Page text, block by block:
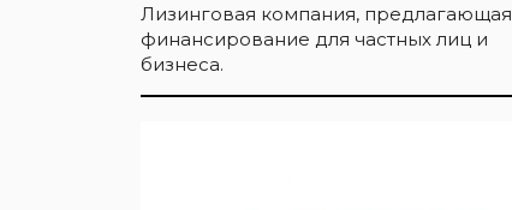
Лизинговая компания, предлагающая
финансирование для частных лиц и
бизнеса.